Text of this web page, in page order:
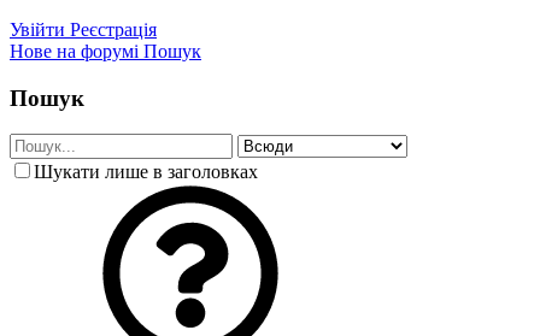
Увійти Реєстрація
Нове на форумі Пошук
Пошук
Шукати лише в заголовках